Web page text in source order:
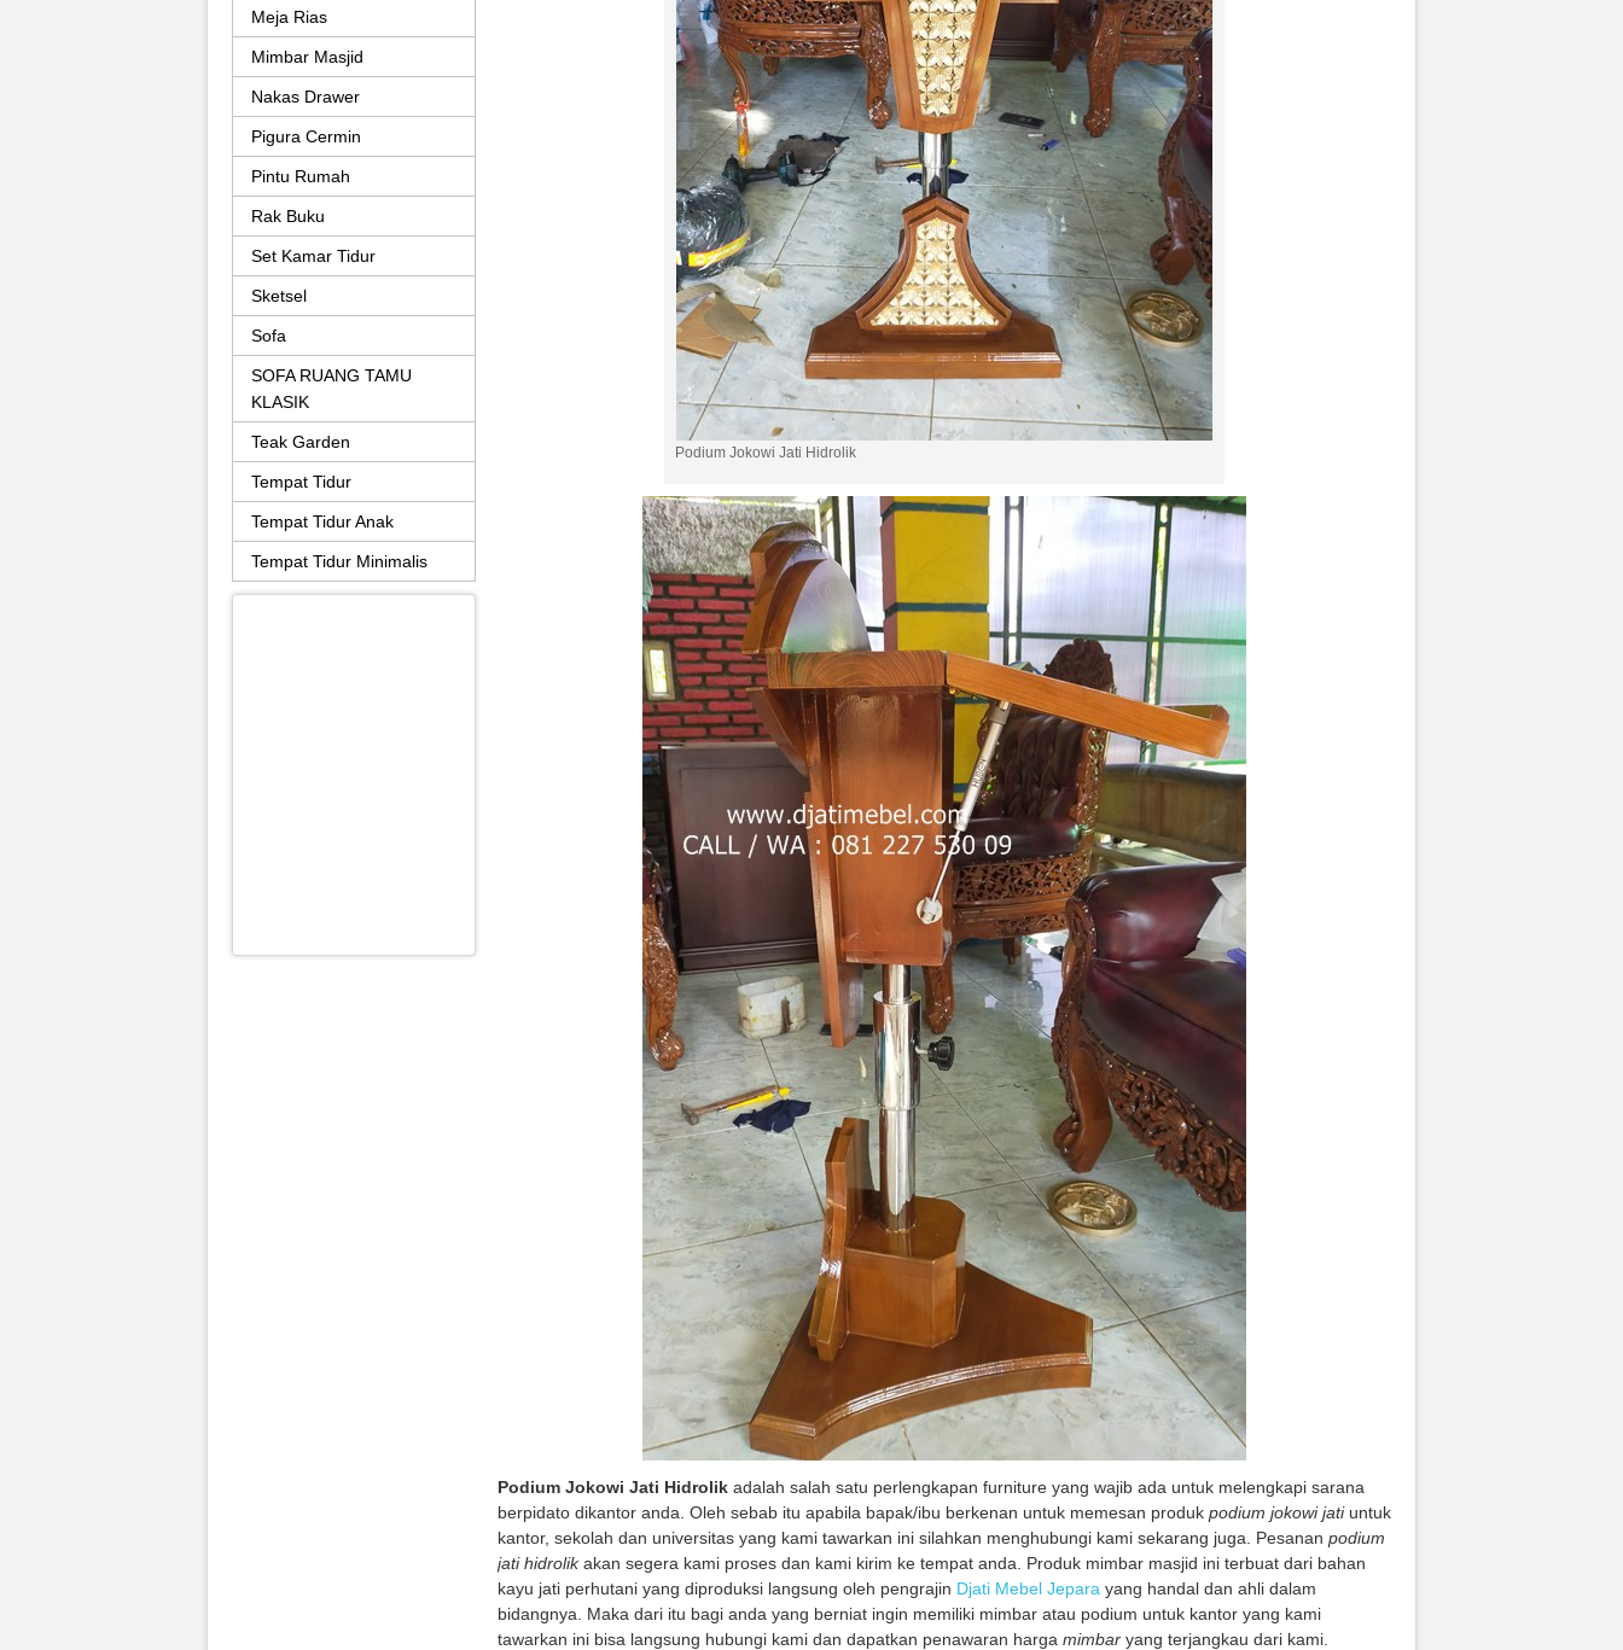
Podium Jokowi Jati Hidrolik
Podium Jokowi Jati Hidrolik adalah salah satu perlengkapan furniture yang wajib ada untuk melengkapi sarana
berpidato dikantor anda. Oleh sebab itu apabila bapak/ibu berkenan untuk memesan produk podium jokowi jatiuntuk
kantor, sekolah dan universitas yang kami tawarkan ini silahkan menghubungi kami sekarang juga. Pesanan podium
jati hidrolikakan segera kami proses dan kami kirim ke tempat anda. Produk mimbar masjid ini terbuat dari bahan
kayu jati perhutani yang diproduksi langsung oleh pengrajin Djati Mebel Jepara yang handal dan ahli dalam
bidangnya. Maka dari itu bagi anda yang berniat ingin memiliki mimbar atau podium untuk kantor yang kami
tawarkan ini bisa langsung hubungi kami dan dapatkan penawaran harga mimbar yang terjangkau dari kami.
Meja Rias
Mimbar Masjid
Nakas Drawer
Pigura Cermin
Pintu Rumah
Rak Buku
Set Kamar Tidur
Sketsel
Sofa
SOFA RUANG TAMU
KLASIK
Teak Garden
Tempat Tidur
Tempat Tidur Anak
Tempat Tidur Minimalis